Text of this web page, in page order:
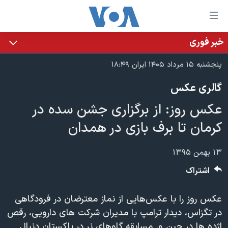
لینکهای
قابل
دسترسی
جهش
محتوای
اصلی
جهش
اصلی
جهش
جستجو
خانه
نسخه سبک وب‌سایت
موضوع ها
ایران
آمریکا
ویژه برنامه‌ها
ویدیوها
برنامه های تلویزیونی
جدول برنامه ها
صفحه‌های ویژه
۲۵۰سالگی آمریکا
بایگانی برنامه‌های تلویزیونی
فرکانس‌های صدای آمریکا
یادگیری زبان انگلیسی
خبر فوری
پنجشنبه ۱۵ مرداد ۱۴۰۵ ایران ۱۸:۴۹
گالری عکس
عکس روز: از برگزاری جشن سده در
کرمان تا برف بازی در همدان
۱۳ بهمن ۱۳۹۵
عکس روز را با عکس‌هایی‌ از نماز معترضان در فرودگاهی
در تگزاس، دیدار ترامپ با مدیران شرکت های دارویی، رقص
اشتراک